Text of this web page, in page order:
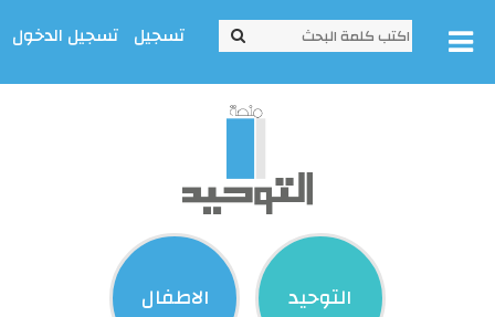
تسجيل تسجيل الدخول
التوحيد الاطفال